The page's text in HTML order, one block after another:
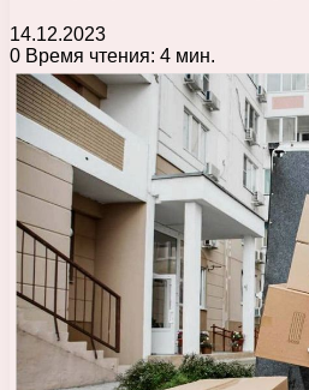
14.12.2023
0 Время чтения: 4 мин.